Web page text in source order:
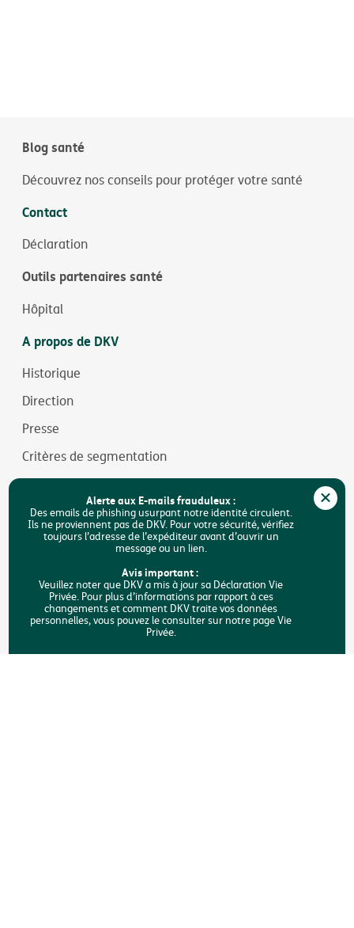
Blog santé
Découvrez nos conseils pour protéger votre santé
Contact
Déclaration
Outils partenaires santé
Hôpital
A propos de DKV
Historique
Direction
Presse
Critères de segmentation
Jobs
Durabilité
Accessibilité
Rechercher
Alerte aux E-mails frauduleux :
Des emails de phishing usurpant notre identité circulent.
Ils ne proviennent pas de DKV. Pour votre sécurité, vérifiez
toujours l’adresse de l’expéditeur avant d’ouvrir un
message ou un lien.
Avis important :
Veuillez noter que DKV a mis à jour sa Déclaration Vie
Privée. Pour plus d’informations par rapport à ces
changements et comment DKV traite vos données
personnelles, vous pouvez le consulter sur notre page Vie
Privée.